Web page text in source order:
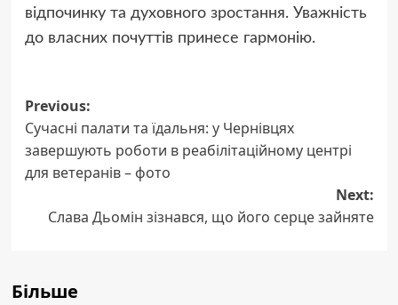
відпочинку та духовного зростання. Уважність
до власних почуттів принесе гармонію.
Post
navigation
Previous:
Сучасні палати та їдальня: у Чернівцях
завершують роботи в реабілітаційному центрі
для ветеранів – фото
Next:
Слава Дьомін зізнався, що його серце зайняте
Більше